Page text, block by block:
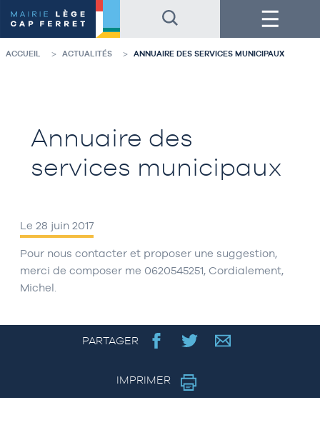
au
contenu
de
la
au
pied
de
page
Menu
ACCUEIL ACTUALITÉS ANNUAIRE DES SERVICES MUNICIPAUX
Annuaire des
services municipaux
Le 28 juin 2017
Pour nous contacter et proposer une suggestion,
merci de composer me 0620545251, Cordialement,
Michel.
PARTAGER
IMPRIMER